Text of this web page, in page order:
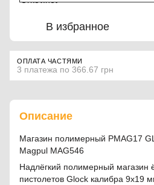
В избранное
ОПЛАТА ЧАСТЯМИ
3 платежа по 366.67 грн
Описание
Магазин полимерный PMAG17
Magpul MAG546
Надлёгкий полимерный магазин
пистолетов Glock калибра 9х19